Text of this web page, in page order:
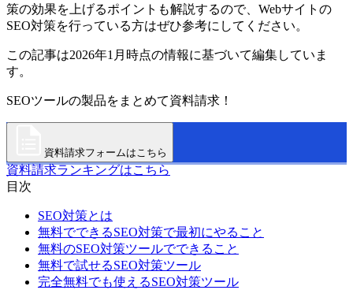
策の効果を上げるポイントも解説するので、Webサイトの
SEO対策を行っている方はぜひ参考にしてください。
この記事は2026年1月時点の情報に基づいて編集していま
す。
SEOツールの製品をまとめて資料請求！
資料請求フォームはこちら
資料請求ランキングはこちら
目次
SEO対策とは
無料でできるSEO対策で最初にやること
無料のSEO対策ツールでできること
無料で試せるSEO対策ツール
完全無料でも使えるSEO対策ツール